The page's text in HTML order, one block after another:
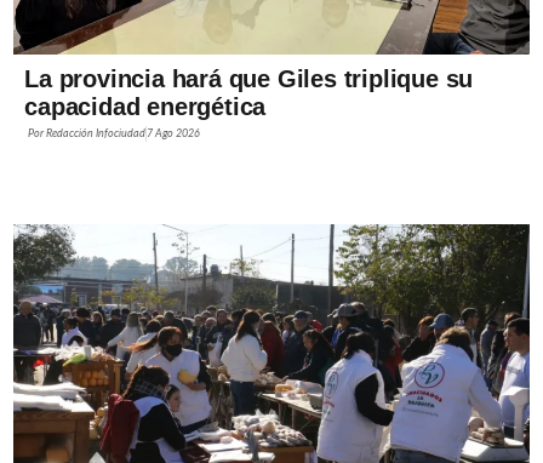
La provincia hará que Giles triplique su
capacidad energética
PorRedacción Infociudad 7 Ago 2026